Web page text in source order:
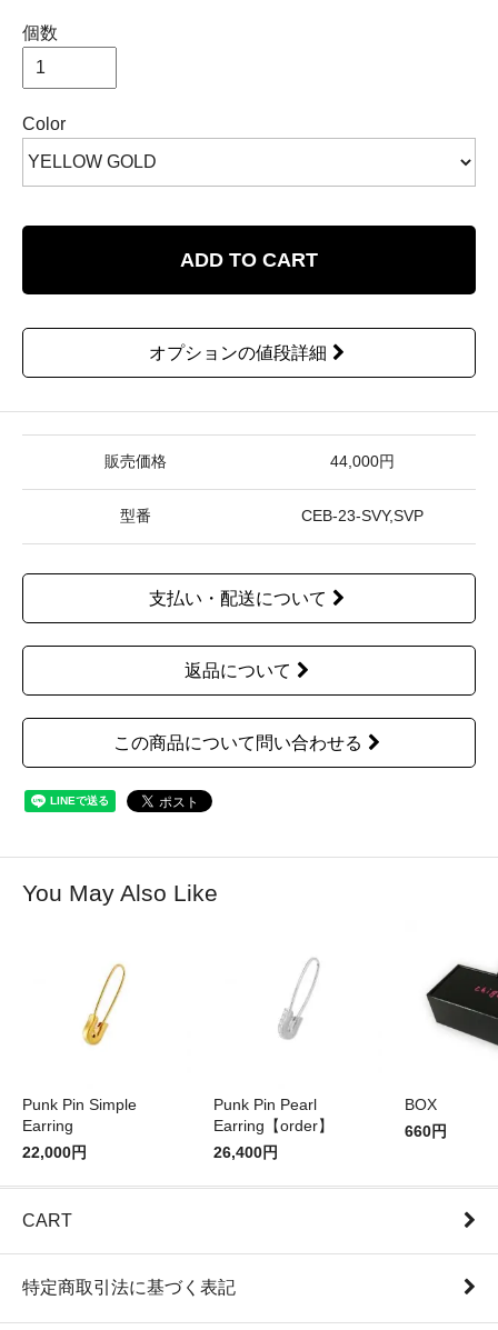
個数
Color
ADD TO CART
オプションの値段詳細
販売価格 44,000円
型番 CEB-23-SVY,SVP
支払い・配送について
返品について
この商品について問い合わせる
You May Also Like
Punk Pin Simple
Earring
22,000円
Punk Pin Pearl
Earring【order】
26,400円
BOX
660円
CART
特定商取引法に基づく表記